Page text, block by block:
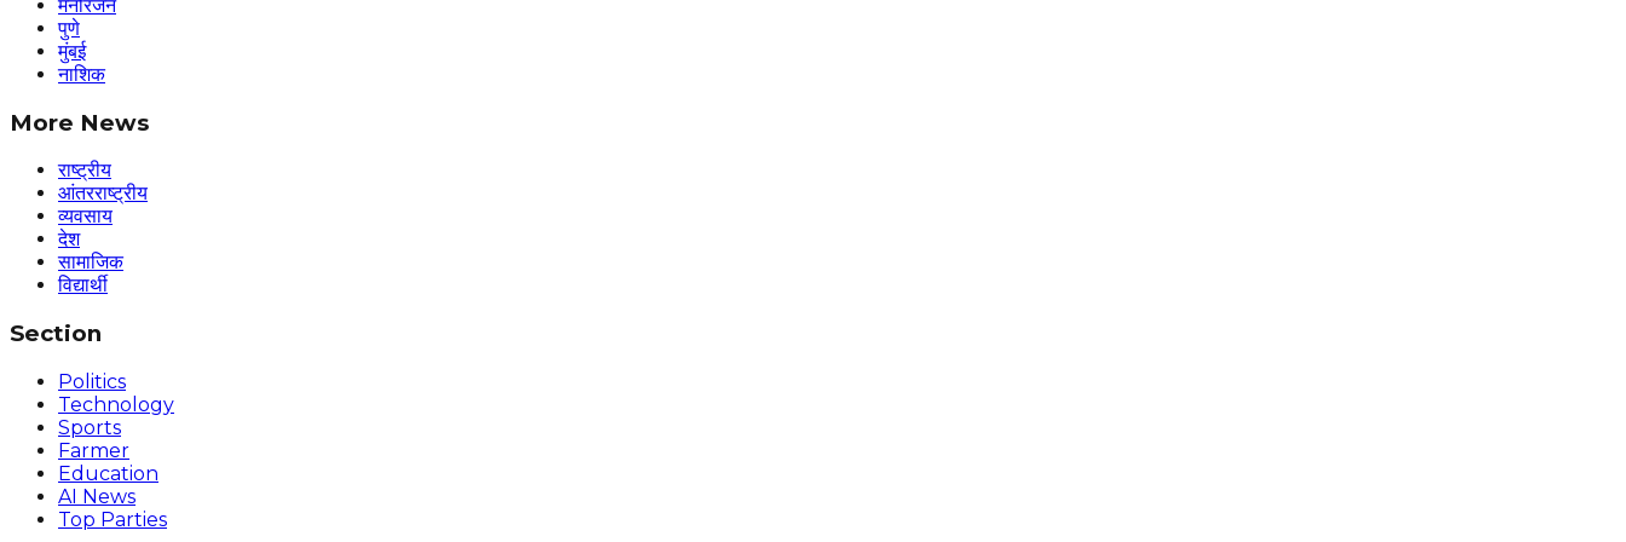
मनोरंजन
पुणे
मुंबई
नाशिक
More News
राष्ट्रीय
आंतरराष्ट्रीय
व्यवसाय
देश
सामाजिक
विद्यार्थी
Section
Politics
Technology
Sports
Farmer
Education
AI News
Top Parties